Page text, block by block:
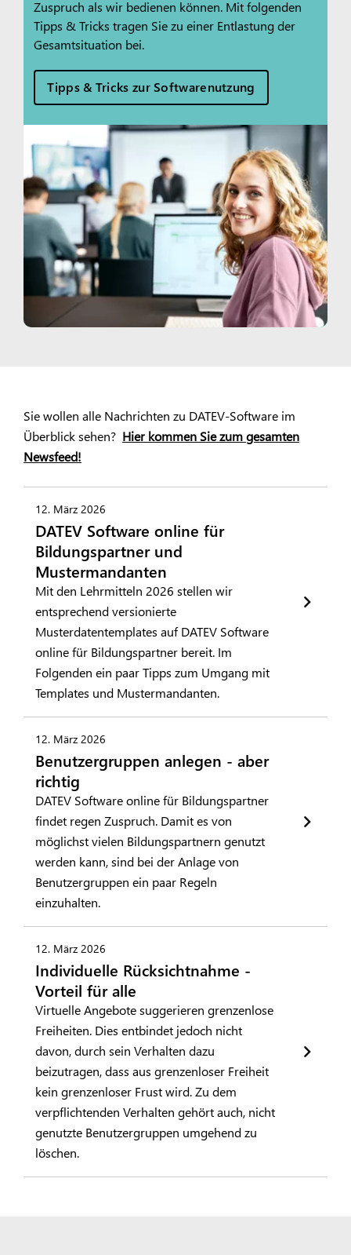
Zuspruch als wir bedienen können. Mit folgenden
Tipps & Tricks tragen Sie zu einer Entlastung der
Gesamtsituation bei.
Tipps & Tricks zur Softwarenutzung
Sie wollen alle Nachrichten zu DATEV-Software im
Überblick sehen? Hier kommen Sie zum gesamten
Newsfeed!
12. März 2026
DATEV Software online für
Bildungspartner und
Mustermandanten
Mit den Lehrmitteln 2026 stellen wir
entsprechend versionierte
Musterdatentemplates auf DATEV Software
online für Bildungspartner bereit. Im
Folgenden ein paar Tipps zum Umgang mit
Templates und Mustermandanten.
12. März 2026
Benutzergruppen anlegen - aber
richtig
DATEV Software online für Bildungspartner
findet regen Zuspruch. Damit es von
möglichst vielen Bildungspartnern genutzt
werden kann, sind bei der Anlage von
Benutzergruppen ein paar Regeln
einzuhalten.
12. März 2026
Individuelle Rücksichtnahme -
Vorteil für alle
Virtuelle Angebote suggerieren grenzenlose
Freiheiten. Dies entbindet jedoch nicht
davon, durch sein Verhalten dazu
beizutragen, dass aus grenzenloser Freiheit
kein grenzenloser Frust wird. Zu dem
verpflichtenden Verhalten gehört auch, nicht
genutzte Benutzergruppen umgehend zu
löschen.